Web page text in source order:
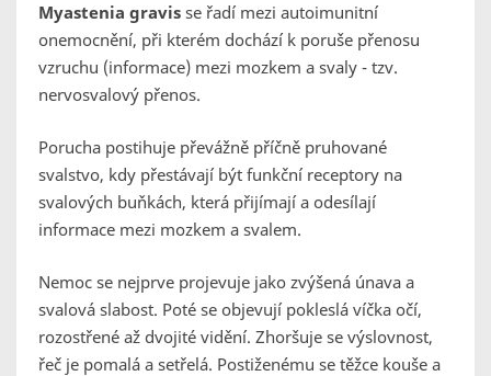
Myastenia gravis se řadí mezi autoimunitní
onemocnění, při kterém dochází k poruše přenosu
vzruchu (informace) mezi mozkem a svaly - tzv.
nervosvalový přenos.
Porucha postihuje převážně příčně pruhované
svalstvo, kdy přestávají být funkční receptory na
svalových buňkách, která přijímají a odesílají
informace mezi mozkem a svalem.
Nemoc se nejprve projevuje jako zvýšená únava a
svalová slabost. Poté se objevují pokleslá víčka očí,
rozostřené až dvojité vidění. Zhoršuje se výslovnost,
řeč je pomalá a setřelá. Postiženému se těžce kouše a